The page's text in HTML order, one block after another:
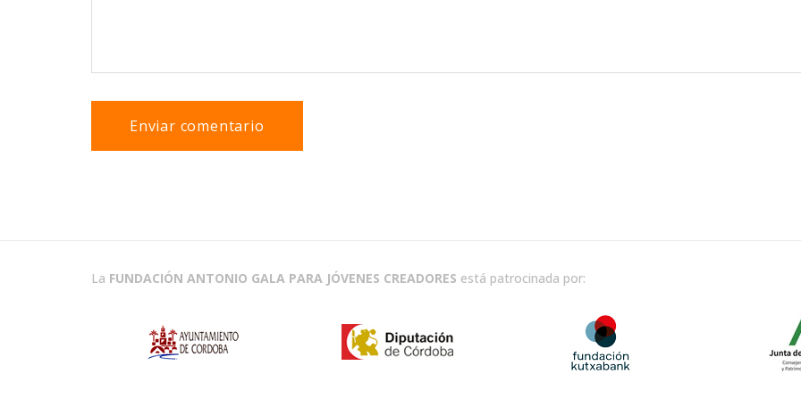
La FUNDACIÓN ANTONIO GALA PARA JÓVENES CREADORES está patrocinada por: